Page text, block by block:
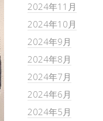
2024年11月
2024年10月
2024年9月
2024年8月
2024年7月
2024年6月
2024年5月